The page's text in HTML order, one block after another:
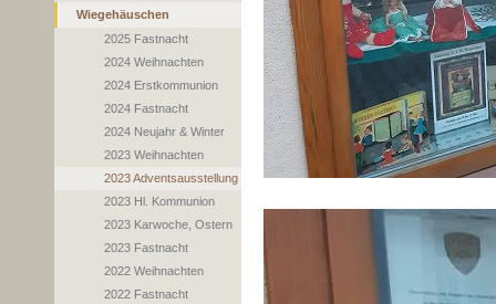
Wiegehäuschen
2025 Fastnacht
2024 Weihnachten
2024 Erstkommunion
2024 Fastnacht
2024 Neujahr & Winter
2023 Weihnachten
2023 Adventsausstellung
2023 Hl. Kommunion
2023 Karwoche, Ostern
2023 Fastnacht
2022 Weihnachten
2022 Fastnacht